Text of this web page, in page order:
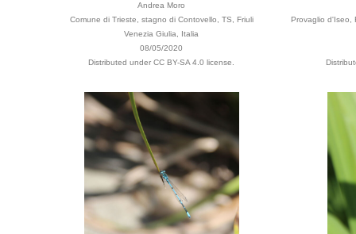
Andrea Moro
Comune di Trieste, stagno di Contovello, TS, Friuli
Venezia Giulia, Italia
08/05/2020
Distributed under CC BY-SA 4.0 license.
Provaglio d'Iseo,